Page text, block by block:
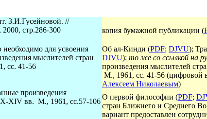
З.И.Гусейновой. //
стр.286-300
копия бумажной публикации (
необходимо для усвоения
мыслителей стран
сс. 41-56
Об ал-Кинди (PDF; DJVU);
DJVU); то же со ссылкой на
произведения мыслителей
М., 1961, сс. 41-56 (цифровой
Алексеем Николаевым)
произведения
XIV вв. М., 1961, сс.57-106
О первой философии (PDF;
стран Ближнего и Среднего
вариант предоставлен